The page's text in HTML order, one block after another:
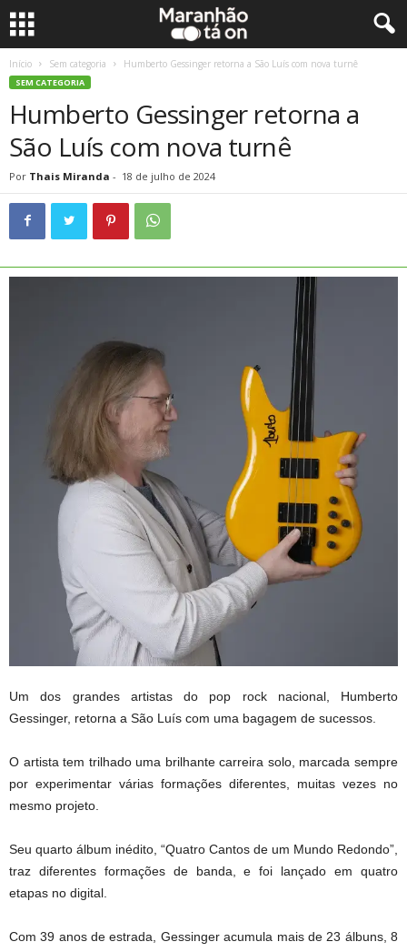
Início Sem categoria Humberto Gessinger retorna a São Luís com nova turnê
SEM CATEGORIA
Humberto Gessinger retorna a
São Luís com nova turnê
Por Thais Miranda - 18 de julho de 2024
Um dos grandes artistas do pop rock nacional, Humberto
Gessinger, retorna a São Luís com uma bagagem de sucessos.
O artista tem trilhado uma brilhante carreira solo, marcada sempre
por experimentar várias formações diferentes, muitas vezes no
mesmo projeto.
Seu quarto álbum inédito, “Quatro Cantos de um Mundo Redondo”,
traz diferentes formações de banda, e foi lançado em quatro
etapas no digital.
Com 39 anos de estrada, Gessinger acumula mais de 23 álbuns, 8